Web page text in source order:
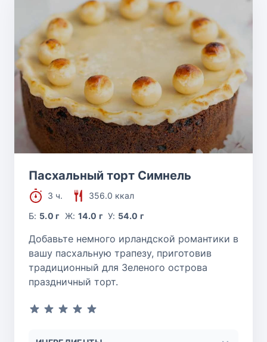
Пасхальный торт Симнель
3 ч.
356.0 ккал
Б: 5.0 г Ж: 14.0 г У: 54.0 г
Добавьте немного ирландской романтики в
вашу пасхальную трапезу, приготовив
традиционный для Зеленого острова
праздничный торт.